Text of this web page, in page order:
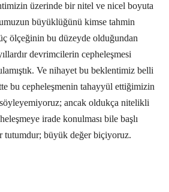
üzerinde bir nitel ve nicel boyuta
büyüklüğünü kimse tahmin
ölçeğinin bu düzeyde olduğundan
devrimcilerin cepheleşmesi
Ve nihayet bu beklentimiz belli
bu cepheleşmenin tahayyül ettiğimizin
söyleyemiyoruz; ancak oldukça nitelikli
irade konulması bile başlı
tutumdur; büyük değer biçiyoruz.